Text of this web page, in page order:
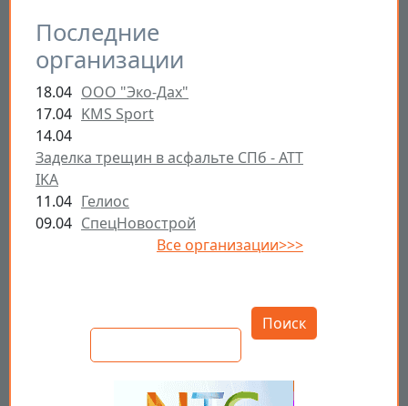
Последние
организации
18.04 ООО "Эко-Дах"
17.04 KMS Sport
14.04
Заделка трещин в асфальте СПб - ATT
IKA
11.04 Гелиос
09.04 СпецНовострой
Все организации>>>